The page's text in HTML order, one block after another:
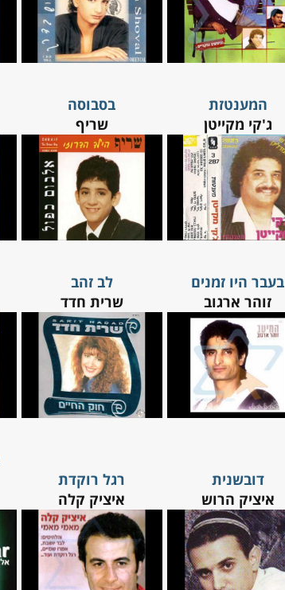
המענטזת
ג'קי מקייטן
בסבוסה
שריף
בעבר היו זמנים
זוהר ארגוב
לב זהב
שרית חדד
דובשנית
איציק הרוש
רגל רוקדת
איציק קלה